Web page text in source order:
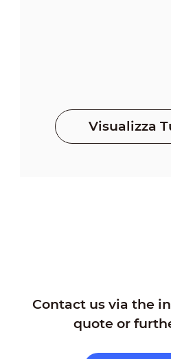
Visualizza
Contact us via the
quote or